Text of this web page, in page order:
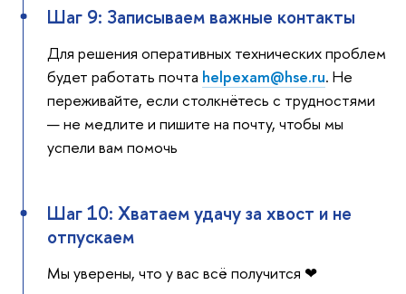
Шаг 9: Записываем важные контакты
Для решения оперативных технических проблем
будет работать почта helpexam@hse.ru. Не
переживайте, если столкнётесь с трудностями
— не медлите и пишите на почту, чтобы мы
успели вам помочь
Шаг 10: Хватаем удачу за хвост и не
отпускаем
Мы уверены, что у вас всё получится ❤